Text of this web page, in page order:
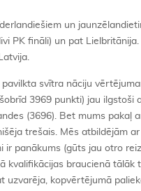
un
PK fināli) un pat
svītra nāciju
3969 punkti) jau ilgstoši
(3696). Bet mums pakaļ
trešais. Mēs atbildējām
ir panākums (gūts jau otro
kvalifikācijas braucienā tālāk
kopvērtējumā